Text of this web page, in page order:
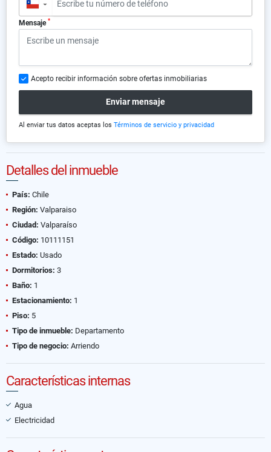
▼
Mensaje *
Acepto recibir información sobre ofertas inmobiliarias
Enviar mensaje
Al enviar tus datos aceptas los Términos de servicio y privacidad
Detalles del inmueble
País: Chile
Región: Valparaiso
Ciudad: Valparaíso
Código: 10111151
Estado: Usado
Dormitorios: 3
Baño: 1
Estacionamiento: 1
Piso: 5
Tipo de inmueble: Departamento
Tipo de negocio: Arriendo
Características internas
Agua
Electricidad